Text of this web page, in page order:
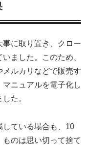
に取り置き、クロー
ました。このため、
ルカリなどで販売す
ニュアルを電子化し
た。
している場合も、10
のは思い切って捨て